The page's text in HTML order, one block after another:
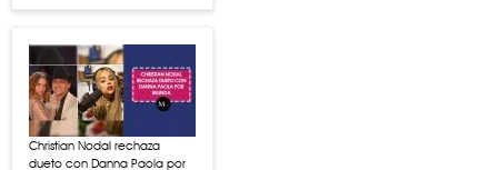
Christian Nodal rechaza
dueto con Danna Paola por